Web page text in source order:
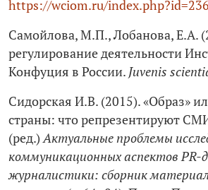
https://wciom.ru/
Самойлова, М.П., Лобанова, Е.А.
регулирование деятельности
Конфуция в России. Juvenis
Сидорская И.В. (2015). «Образ»
страны: что репрезентируют
(ред.)Актуальные проблемы
коммуникационных аспектов
журналистики: сборник